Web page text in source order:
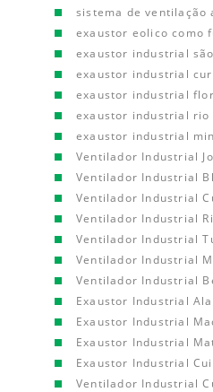
sistema de ventilação
exaustor eolico como
exaustor industrial
exaustor industrial
exaustor industrial
exaustor industrial rio
exaustor industrial
Ventilador Industrial
Ventilador Industrial
Ventilador Industrial
Ventilador Industrial
Ventilador Industrial
Ventilador Industrial
Ventilador Industrial
Exaustor Industrial
Exaustor Industrial
Exaustor Industrial
Exaustor Industrial
Ventilador Industrial